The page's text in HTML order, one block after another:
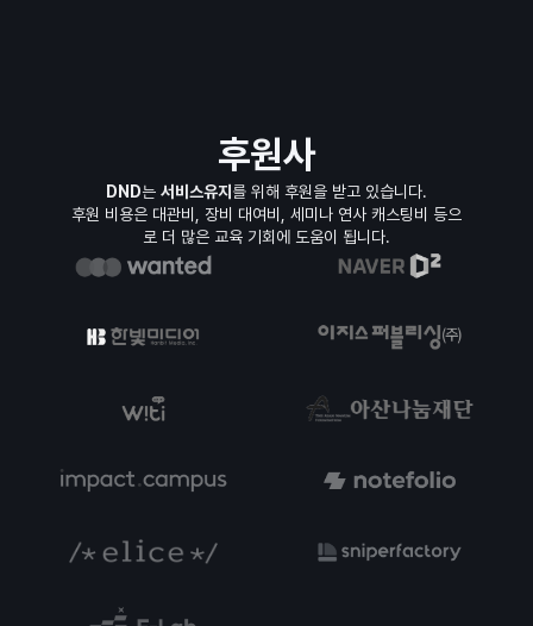
후원사
DND는 서비스유지를 위해 후원을 받고 있습니다.
후원 비용은 대관비, 장비 대여비, 세미나 연사 캐스팅비 등으
로 더 많은 교육 기회에 도움이 됩니다.